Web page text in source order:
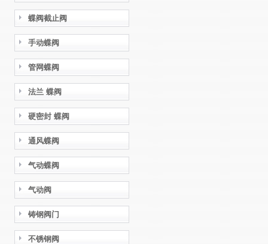
蝶阀截止阀
手动蝶阀
管网蝶阀
法兰 蝶阀
硬密封 蝶阀
通风蝶阀
气动蝶阀
气动阀
铸钢阀门
不锈钢阀